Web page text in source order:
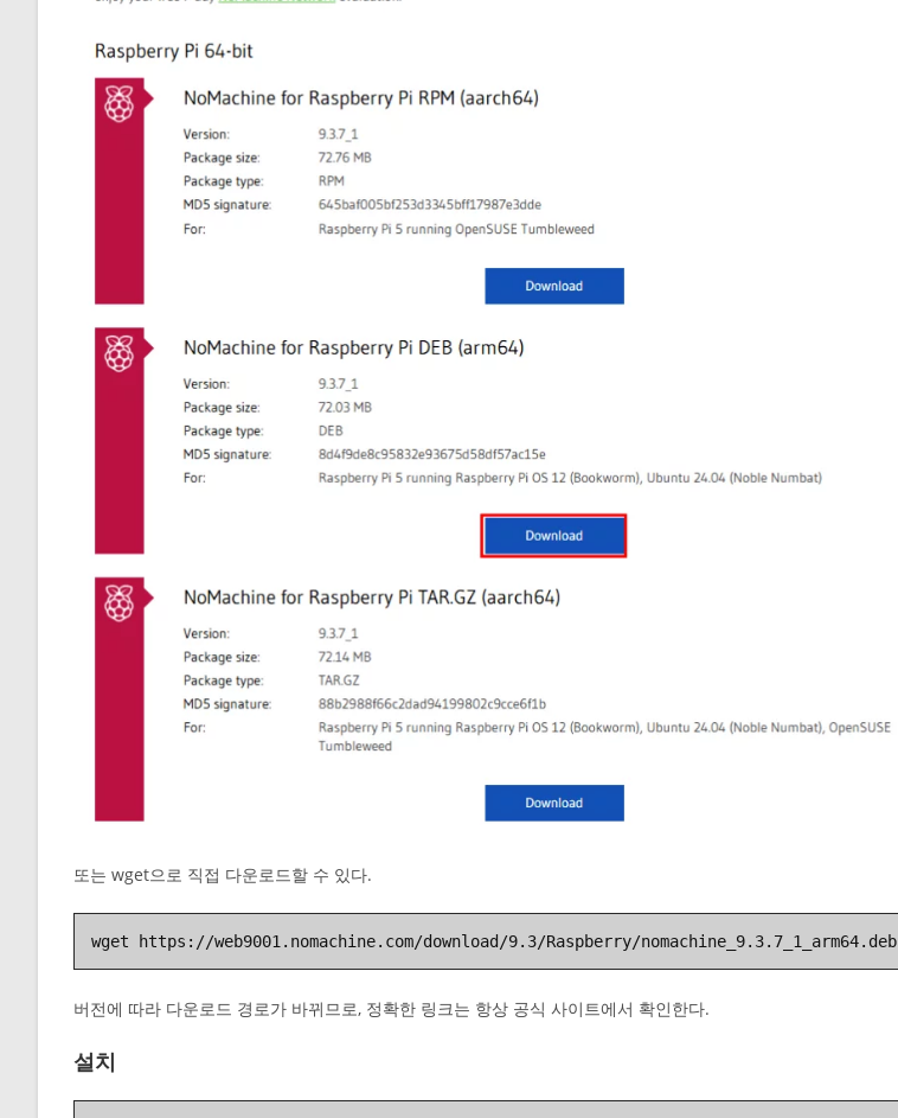
또는 wget으로 직접 다운로드할 수 있다.
wget https://web9001.nomachine.com/download/9.3/Raspberry/nomachine_9.3.7_1_arm64.deb
버전에 따라 다운로드 경로가 바뀌므로, 정확한 링크는 항상 공식 사이트에서 확인한다.
설치